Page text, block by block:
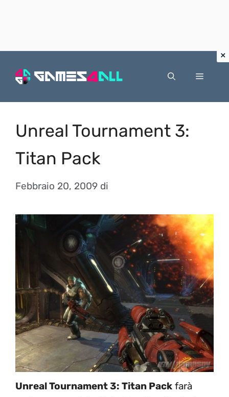
Menu
Unreal Tournament 3:
Titan Pack
Febbraio 20, 2009 di
Unreal Tournament 3: Titan Pack farà